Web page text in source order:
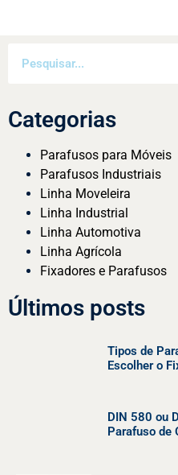
Categorias
Parafusos para Móveis
Parafusos Industriais
Linha Moveleira
Linha Industrial
Linha Automotiva
Linha Agrícola
Fixadores e Parafusos
Últimos posts
Tipos de
Escolher o
DIN 580 ou
Parafuso de